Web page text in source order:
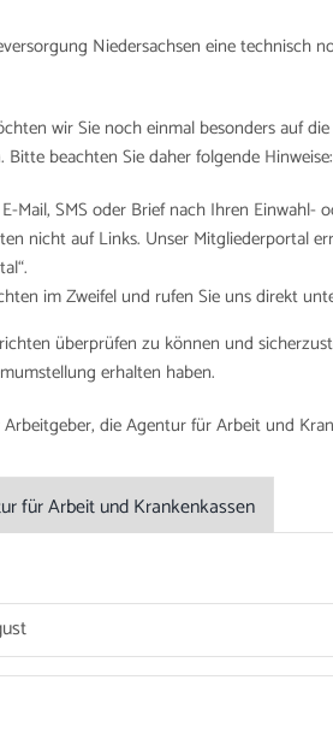
Niedersachsen eine technisch
wir Sie noch einmal besonders auf
beachten Sie daher folgende Hinweise:
Mail, SMS oder Brief nach Ihren
nicht auf Links. Unser Mitgliederportal
im Zweifel und rufen Sie uns direkt
überprüfen zu können und
erhalten haben.
die Agentur für Arbeit und
für Arbeit und Krankenkassen